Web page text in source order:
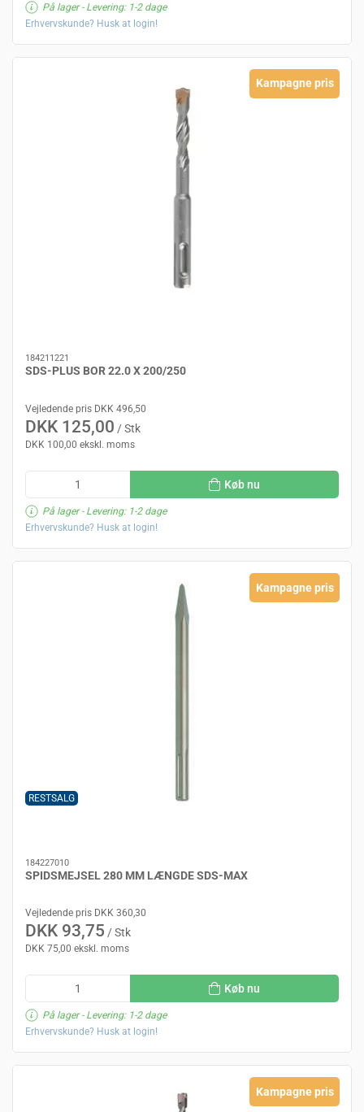
På lager- Levering: 1-2 dage
Erhvervskunde? Husk at login!
Kampagne pris
184211221
SDS-PLUS BOR 22.0 X 200/250
Vejledende pris DKK 496,50
DKK 125,00 / Stk
DKK 100,00 ekskl. moms
Køb nu
På lager- Levering: 1-2 dage
Erhvervskunde? Husk at login!
RESTSALG
Kampagne pris
184227010
SPIDSMEJSEL 280 MM LÆNGDE SDS-MAX
Vejledende pris DKK 360,30
DKK 93,75 / Stk
DKK 75,00 ekskl. moms
Køb nu
På lager- Levering: 1-2 dage
Erhvervskunde? Husk at login!
Kampagne pris